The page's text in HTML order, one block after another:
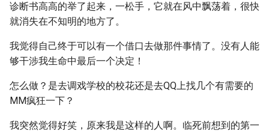
诊断书高高的举了起来，一松手，它就在风中飘荡着，很快
就消失在不知明的地方了。
我觉得自己终于可以有一个借口去做那件事情了。没有人能
够干涉我生命中最后一个决定！
怎么做？是去调戏学校的校花还是去QQ上找几个有需要的
MM疯狂一下？
我突然觉得好笑，原来我是这样的人啊。临死前想到的第一